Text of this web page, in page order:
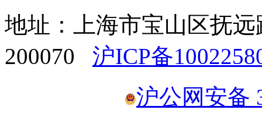
地址：上海市宝山区抚
200070 沪ICP备
沪公网安备